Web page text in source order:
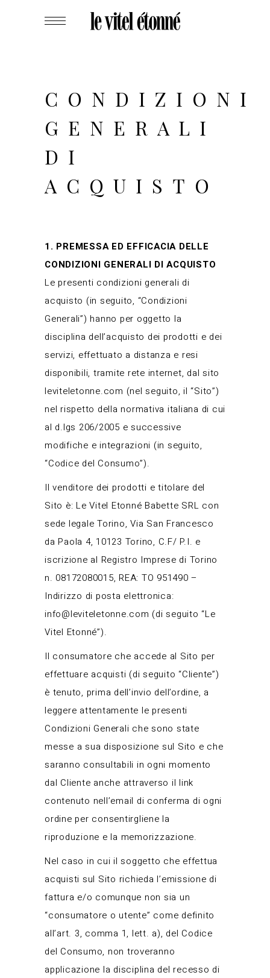
CONDIZIONI
GENERALI
DI
ACQUISTO
1. PREMESSA ED EFFICACIA DELLE
CONDIZIONI GENERALI DI ACQUISTO
Le presenti condizioni generali di
acquisto (in seguito, “Condizioni
Generali”) hanno per oggetto la
disciplina dell’acquisto dei prodotti e dei
servizi, effettuato a distanza e resi
disponibili, tramite rete internet, dal sito
leviteletonne.com (nel seguito, il “Sito”)
nel rispetto della normativa italiana di cui
al d.lgs 206/2005 e successive
modifiche e integrazioni (in seguito,
“Codice del Consumo”).
Il venditore dei prodotti e titolare del
Sito è: Le Vitel Etonné Babette SRL con
sede legale Torino, Via San Francesco
da Paola 4, 10123 Torino, C.F/ P.I. e
iscrizione al Registro Imprese di Torino
n. 08172080015, REA: TO 951490 –
Indirizzo di posta elettronica:
info@leviteletonne.com (di seguito “Le
Vitel Etonné”).
Il consumatore che accede al Sito per
effettuare acquisti (di seguito “Cliente”)
è tenuto, prima dell’invio dell’ordine, a
leggere attentamente le presenti
Condizioni Generali che sono state
messe a sua disposizione sul Sito e che
saranno consultabili in ogni momento
dal Cliente anche attraverso il link
contenuto nell’email di conferma di ogni
ordine per consentirgliene la
riproduzione e la memorizzazione.
Nel caso in cui il soggetto che effettua
acquisti sul Sito richieda l’emissione di
fattura e/o comunque non sia un
“consumatore o utente” come definito
all’art. 3, comma 1, lett. a), del Codice
del Consumo, non troveranno
applicazione la disciplina del recesso di